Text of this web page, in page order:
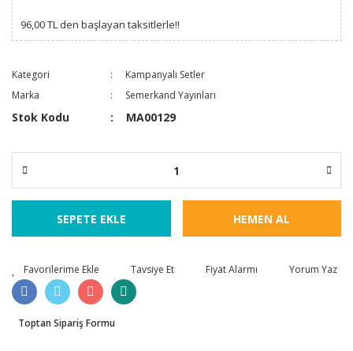
96,00 TL den başlayan taksitlerle!!
Kategori
Kampanyalı Setler
Marka
Semerkand Yayınları
Stok Kodu MA00129
SEPETE EKLE HEMEN AL
Tavsiye Et Fiyat Alarmı Yorum Yaz
Toptan Sipariş Formu